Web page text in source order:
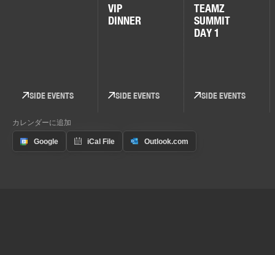
SIDE EVENTS
VIP
DINNER
SIDE EVENTS
TEAMZ
SUMMIT
DAY 1
SIDE EVENTS
カレンダーに追加